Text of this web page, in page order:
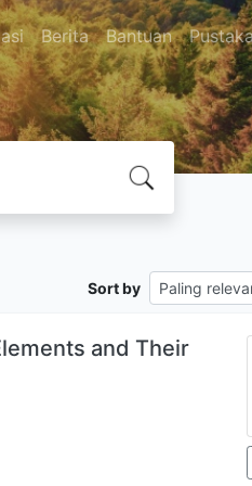
Berita Bantuan
Sort by
and Their